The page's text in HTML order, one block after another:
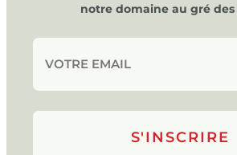
notre domaine au gré des